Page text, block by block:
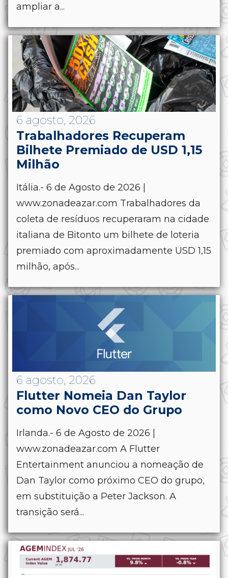
ampliar a...
6 agosto, 2026
Trabalhadores Recuperam
Bilhete Premiado de USD 1,15
Milhão
Itália.- 6 de Agosto de 2026 |
www.zonadeazar.com Trabalhadores da
coleta de resíduos recuperaram na cidade
italiana de Bitonto um bilhete de loteria
premiado com aproximadamente USD 1,15
milhão, após...
6 agosto, 2026
Flutter Nomeia Dan Taylor
como Novo CEO do Grupo
Irlanda.- 6 de Agosto de 2026 |
www.zonadeazar.com A Flutter
Entertainment anunciou a nomeação de
Dan Taylor como próximo CEO do grupo,
em substituição a Peter Jackson. A
transição será...